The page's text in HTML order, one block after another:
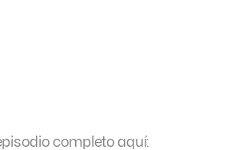
completo aquí: